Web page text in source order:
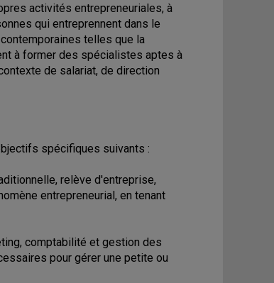
activités entrepreneuriales, à
qui entreprennent dans le
telles que la
à former des spécialistes aptes à
de salariat, de direction
spécifiques suivants :
relève d'entreprise,
entrepreneurial, en tenant
comptabilité et gestion des
pour gérer une petite ou